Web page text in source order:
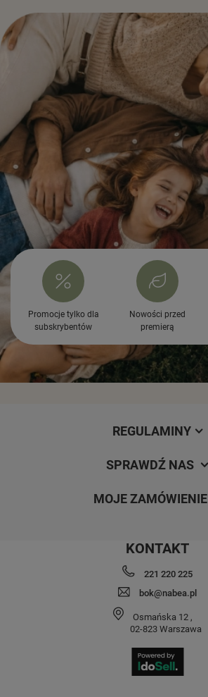
Promocje tylko dla
subskrybentów
Nowości przed
premierą
REGULAMINY
SPRAWDŹ NAS
MOJE ZAMÓWIENIE
KONTAKT
221 220 225
bok@nabea.pl
Osmańska 12 ,
02-823 Warszawa